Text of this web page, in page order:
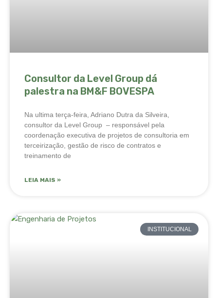
Consultor da Level Group dá
palestra na BM&F BOVESPA
Na ultima terça-feira, Adriano Dutra da Silveira,
consultor da Level Group – responsável pela
coordenação executiva de projetos de consultoria em
terceirização, gestão de risco de contratos e
treinamento de
LEIA MAIS »
INSTITUCIONAL